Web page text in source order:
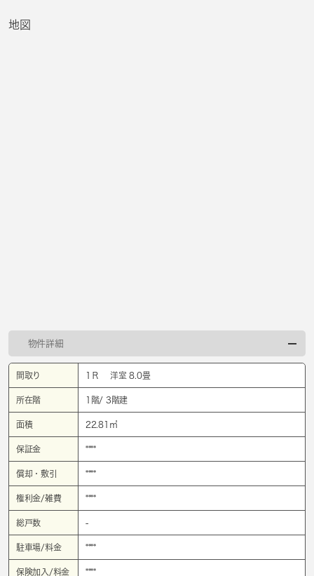
地図
物件詳細
間取り 1Ｒ 洋室 8.0畳
所在階 1階/ 3階建
面積 22.81㎡
保証金 ****
償却・敷引 ****
権利金/雑費 ****
総戸数 -
駐車場/料金 ****
保険加入/料金 ****